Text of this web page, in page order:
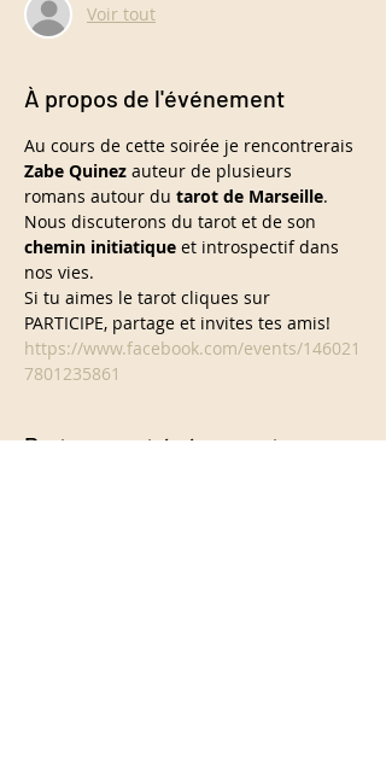
Voir tout
À propos de l'événement
Au cours de cette soirée je rencontrerais
Zabe Quinez auteur de plusieurs
romans autour du tarot de Marseille.
Nous discuterons du tarot et de son
chemin initiatique et introspectif dans
nos vies.
Si tu aimes le tarot cliques sur
https://www.facebook.com/events/146021
7801235861
Partager cet événement